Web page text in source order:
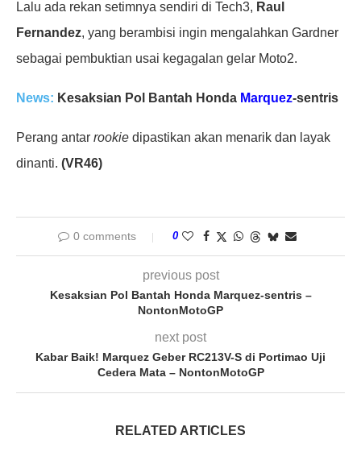
Lalu ada rekan setimnya sendiri di Tech3, Raul
Fernandez, yang berambisi ingin mengalahkan Gardner
sebagai pembuktian usai kegagalan gelar Moto2.
News: Kesaksian Pol Bantah Honda Marquez-sentris
Perang antar rookie dipastikan akan menarik dan layak
dinanti. (VR46)
0 comments 0
previous post
Kesaksian Pol Bantah Honda Marquez-sentris –
NontonMotoGP
next post
Kabar Baik! Marquez Geber RC213V-S di Portimao Uji
Cedera Mata – NontonMotoGP
RELATED ARTICLES